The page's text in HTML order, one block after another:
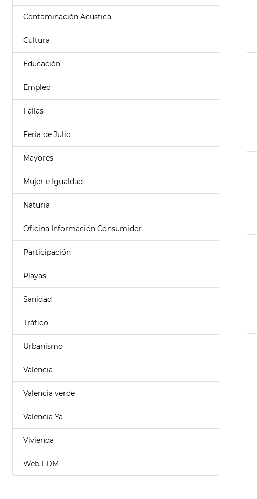
Contaminación Acústica
Cultura
Educación
Empleo
Fallas
Feria de Julio
Mayores
Mujer e Igualdad
Naturia
Oficina Información Consumidor
Participación
Playas
Sanidad
Tráfico
Urbanismo
Valencia
Valencia verde
Valencia Ya
Vivienda
Web FDM